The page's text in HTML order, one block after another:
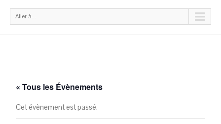
Aller à...
« Tous les Évènements
Cet évènement est passé.